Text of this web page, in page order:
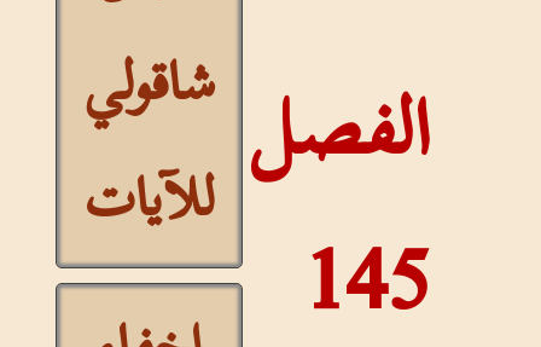
الفصل
145
شاقولي
للآيات